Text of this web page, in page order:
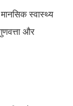
स्वास्थ्य
और